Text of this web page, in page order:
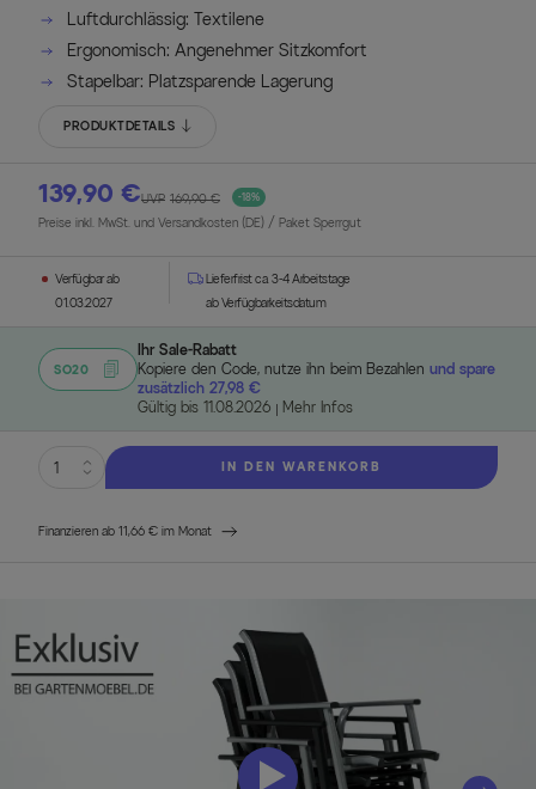
Luftdurchlässig: Textilene
Ergonomisch: Angenehmer Sitzkomfort
Stapelbar: Platzsparende Lagerung
PRODUKTDETAILS
139,90 € -18%
UVP 169,90 €
Preise inkl. MwSt. und Versandkosten (DE) / Paket Sperrgut
Verfügbar ab
01.03.2027
Lieferfrist ca. 3-4 Arbeitstage
ab Verfügbarkeitsdatum
SO20
Ihr Sale-Rabatt
Kopiere den Code, nutze ihn beim Bezahlen und spare
zusätzlich 27,98 €
Gültig bis 11.08.2026
Mehr Infos
IN DEN WARENKORB
Finanzieren ab 11,66 € im Monat